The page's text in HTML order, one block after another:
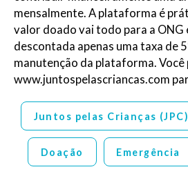
mensalmente. A plataforma é
valor doado vai todo para a ONG
descontada apenas uma taxa de
manutenção da plataforma. Você
www.juntospelascriancas.com
Juntos pelas Crianças (JPC)
Doação Emergência